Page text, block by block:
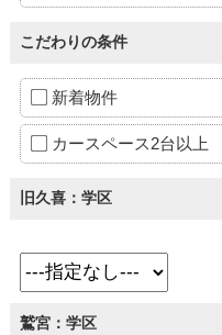
こだわりの条件
新着物件
カースペース2台以上
旧久喜：学区
鷲宮：学区